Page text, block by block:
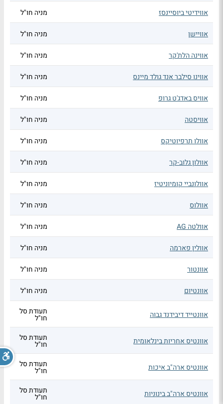
אווידיטי ביוסיינסז מניה חו"ל
אוויישן מניה חו"ל
אווינה הלת'קר מניה חו"ל
אווינו סילבר אנד גולד מיינס מניה חו"ל
אוויס באדג'ט גרופ מניה חו"ל
אוויסטה מניה חו"ל
אוולו תרפיוטיקס מניה חו"ל
אוולון גלוב-קר מניה חו"ל
אוולונביי קומיוניטיז מניה חו"ל
אוולוס מניה חו"ל
אוולטה AG מניה חו"ל
אוולין פארמה מניה חו"ל
אוונטור מניה חו"ל
אוונטיום מניה חו"ל
אוונטייד דיבידנד גבוה תעודת סל
חו"ל
אוונטיס אחריות בינלאומית תעודת סל
חו"ל
אוונטיס ארה"ב איכות תעודת סל
חו"ל
אוונטיס ארה"ב בינוניות תעודת סל
חו"ל